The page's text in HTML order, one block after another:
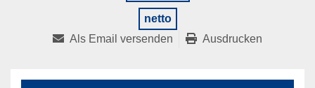
netto
Als Email versenden Ausdrucken